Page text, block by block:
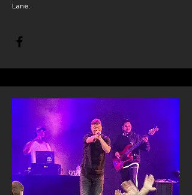
Lane.